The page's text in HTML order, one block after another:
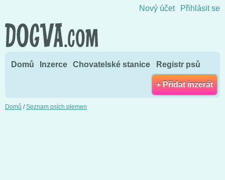
Nový účet Přihlásit se
Domů Inzerce Chovatelské stanice Registr psů
+ Přidat inzerát
Domů /Seznam psích plemen